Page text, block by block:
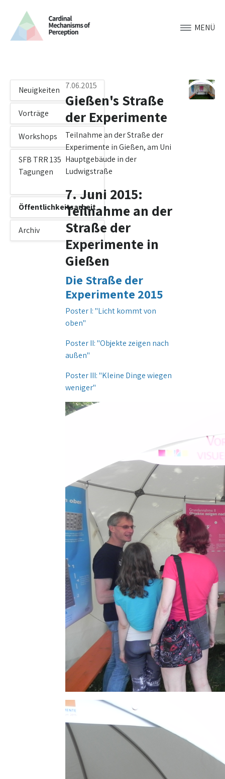
MENÜ
Neuigkeiten
Vorträge
Workshops
SFB TRR 135
Tagungen
Öffentlichkeitsarbeit
Archiv
7.06.2015
Gießen's Straße
der Experimente
Teilnahme an der Straße der
Experimente in Gießen, am Uni
Hauptgebäude in der
Ludwigstraße
7. Juni 2015:
Teilnahme an der
Straße der
Experimente in
Gießen
Die Straße der
Experimente 2015
Poster I: "Licht kommt von
oben"
Poster II: "Objekte zeigen nach
außen"
Poster III: "Kleine Dinge wiegen
weniger"